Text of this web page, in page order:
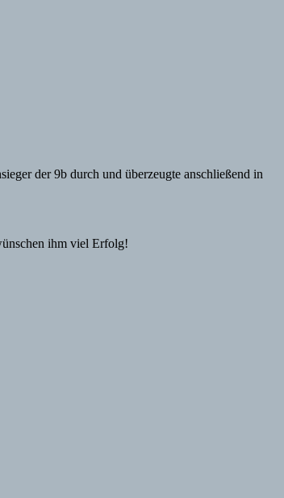
der 9b durch und überzeugte anschließend in
ihm viel Erfolg!